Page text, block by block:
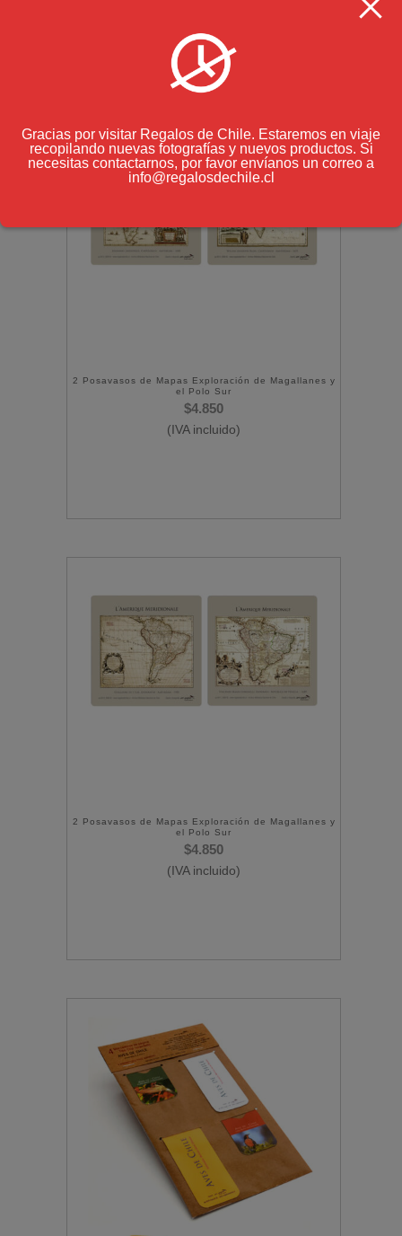
2 Posavasos de Mapas Exploración de Magallanes y
el Polo Sur
$4.850
(IVA incluido)
2 Posavasos de Mapas Exploración de Magallanes y
el Polo Sur
$4.850
(IVA incluido)
Gracias por visitar Regalos de Chile. Estaremos en viaje
recopilando nuevas fotografías y nuevos productos. Si
necesitas contactarnos, por favor envíanos un correo a
info@regalosdechile.cl